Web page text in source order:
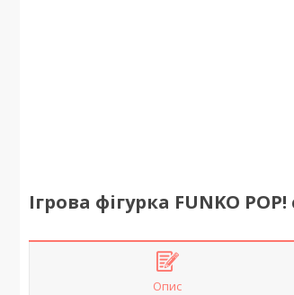
Ігрова фігурка FUNKO
Опис